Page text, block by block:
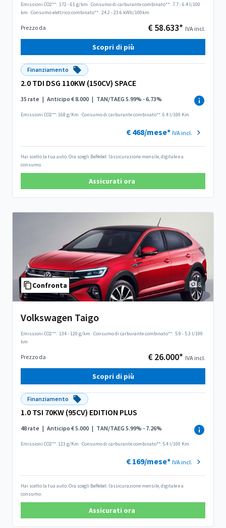
Emissioni CO2**: 172 - 61 g/km ·Consumo di carburante combinato**: 7.7 - 6.4 l/100
km ·Consumo elettrico combinato**: 24.2 - 23.6 kWh/100km
Prezzo da € 58.633* IVA incl.
Scopri di più
Finanziamento
2.0 TDI DSG 110KW (150CV) SPACE
35 rate | Anticipo € 8.000 | TAN/TAEG 5.99% - 6.73%
Emissioni CO2**: 168 g/Km ·Consumo di carburante combinato**: 6.4 l/100 Km
€ 468/mese* IVA incl.
Hai scelto la tua auto. Ora scegli BeRebel: l’assicurazione mensile, digitale e a
consumo.
Assicurati ora
Confronta 8
Volkswagen Taigo
Emissioni CO2**: 134 - 120 g/km ·Consumo di carburante combinato**: 5.9 - 5.3 l/100
km
Prezzo da € 26.000* IVA incl.
Scopri di più
Finanziamento
1.0 TSI 70KW (95CV) EDITION PLUS
48 rate | Anticipo € 5.000 | TAN/TAEG 5.99% - 7.26%
Emissioni CO2**: 123 g/Km ·Consumo di carburante combinato**: 5.4 l/100 Km
€ 169/mese* IVA incl.
Hai scelto la tua auto. Ora scegli BeRebel: l’assicurazione mensile, digitale e a
consumo.
Assicurati ora